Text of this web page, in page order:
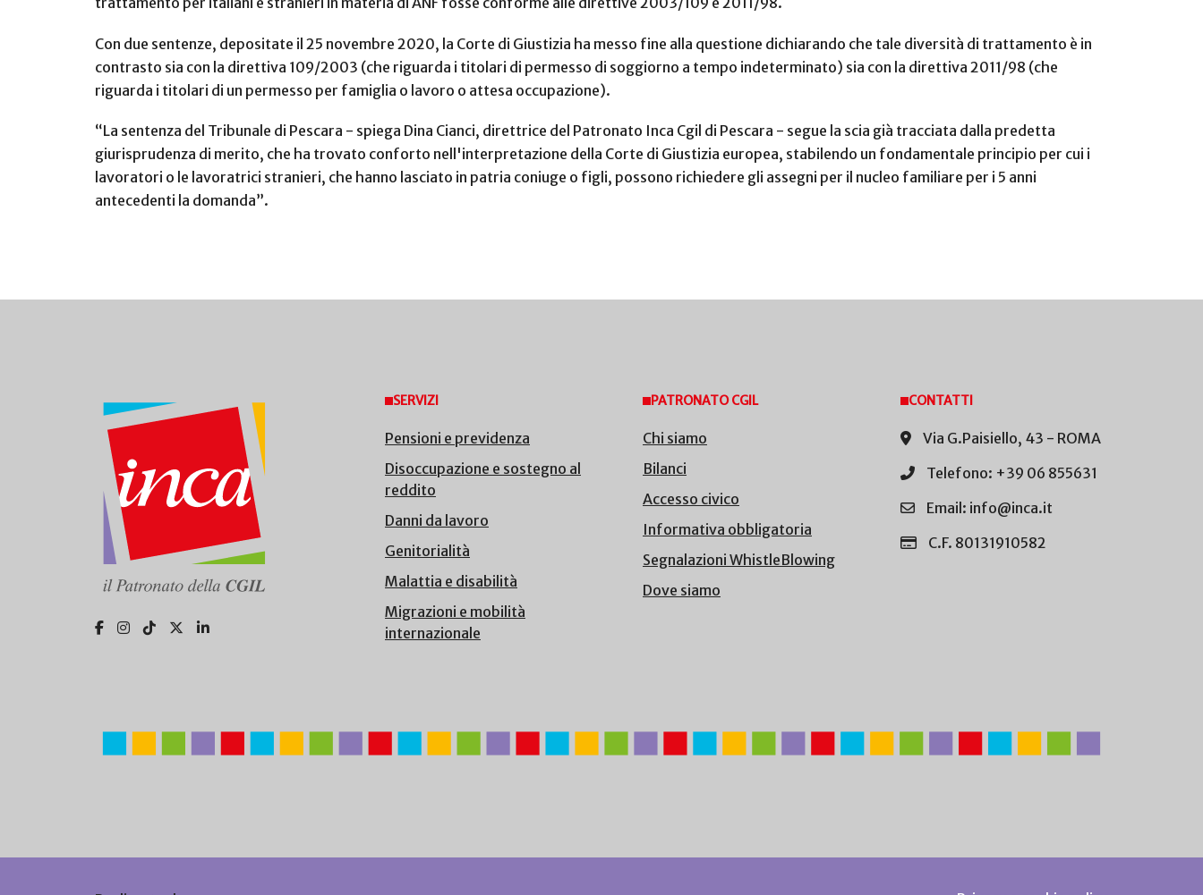
Con due sentenze, depositate il 25 novembre 2020, la Corte di Giustizia ha messo fine alla questione dichiarando che tale diversità di trattamento è in
contrasto sia con la direttiva 109/2003 (che riguarda i titolari di permesso di soggiorno a tempo indeterminato) sia con la direttiva 2011/98 (che
riguarda i titolari di un permesso per famiglia o lavoro o attesa occupazione).
“La sentenza del Tribunale di Pescara - spiega Dina Cianci, direttrice del Patronato Inca Cgil di Pescara - segue la scia già tracciata dalla predetta
giurisprudenza di merito, che ha trovato conforto nell'interpretazione della Corte di Giustizia europea, stabilendo un fondamentale principio per cui i
lavoratori o le lavoratrici stranieri, che hanno lasciato in patria coniuge o figli, possono richiedere gli assegni per il nucleo familiare per i 5 anni
antecedenti la domanda”.
SERVIZI
Pensioni e previdenza
Disoccupazione e sostegno al
reddito
Danni da lavoro
Genitorialità
Malattia e disabilità
Migrazioni e mobilità
internazionale
PATRONATO CGIL
Chi siamo
Bilanci
Accesso civico
Informativa obbligatoria
Segnalazioni WhistleBlowing
Dove siamo
CONTATTI
Via G.Paisiello, 43 - ROMA
Telefono: +39 06 855631
Email: info@inca.it
C.F. 80131910582